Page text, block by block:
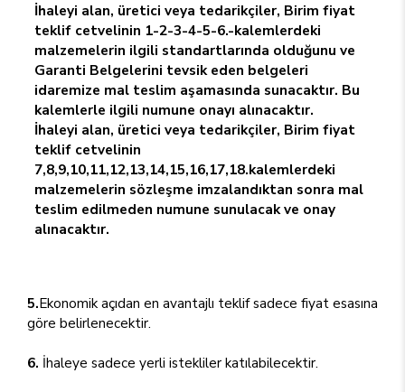
İhaleyi alan, üretici veya tedarikçiler, Birim fiyat
teklif cetvelinin 1-2-3-4-5-6.-kalemlerdeki
malzemelerin ilgili standartlarında olduğunu ve
Garanti Belgelerini tevsik eden belgeleri
idaremize mal teslim aşamasında sunacaktır. Bu
kalemlerle ilgili numune onayı alınacaktır.
İhaleyi alan, üretici veya tedarikçiler, Birim fiyat
teklif cetvelinin
7,8,9,10,11,12,13,14,15,16,17,18.kalemlerdeki
malzemelerin sözleşme imzalandıktan sonra mal
teslim edilmeden numune sunulacak ve onay
alınacaktır.
5.Ekonomik açıdan en avantajlı teklif sadece fiyat esasına
göre belirlenecektir.
6. İhaleye sadece yerli istekliler katılabilecektir.